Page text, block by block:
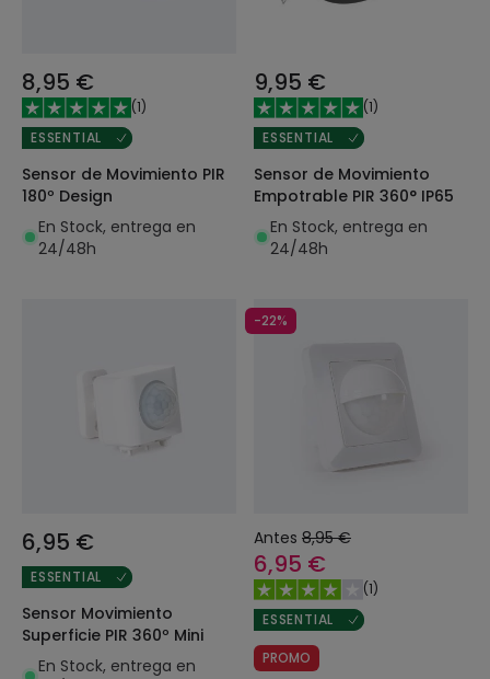
8,95 €
(1)
ESSENTIAL
Sensor de Movimiento PIR
180º Design
En Stock, entrega en
24/48h
9,95 €
(1)
ESSENTIAL
Sensor de Movimiento
Empotrable PIR 360° IP65
En Stock, entrega en
24/48h
6,95 €
ESSENTIAL
Sensor Movimiento
Superficie PIR 360º Mini
En Stock, entrega en
-22%
Antes 8,95 €
6,95 €
(1)
ESSENTIAL
PROMO